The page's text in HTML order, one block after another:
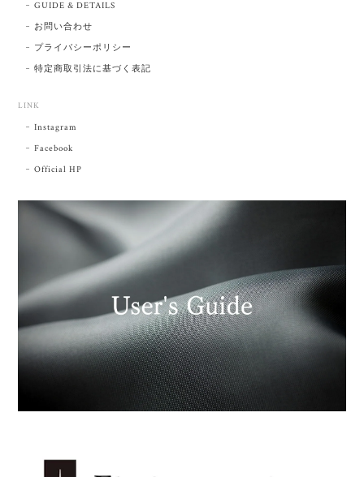
GUIDE & DETAILS
お問い合わせ
プライバシーポリシー
特定商取引法に基づく表記
LINK
Instagram
Facebook
Official HP